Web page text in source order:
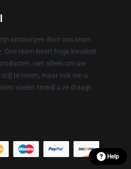
ontworpen door ons team
Ons team levert hoge kwaliteit
niet alleen om uw
stijl te tonen, maar ook om u
voelen terwijl u ze draagt.
Help